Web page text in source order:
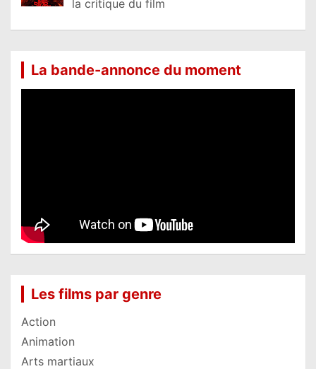
la critique du film
La bande-annonce du moment
Les films par genre
Action
Animation
Arts martiaux